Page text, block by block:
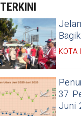
TERKINI
KOTA
37
Juni